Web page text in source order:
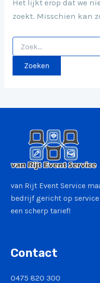
Het lijkt erop dat we
zoekt. Misschien kan
van Rijt Event Service
bedrijf gericht op
een scherp tarief!
Contact
0475 820 300